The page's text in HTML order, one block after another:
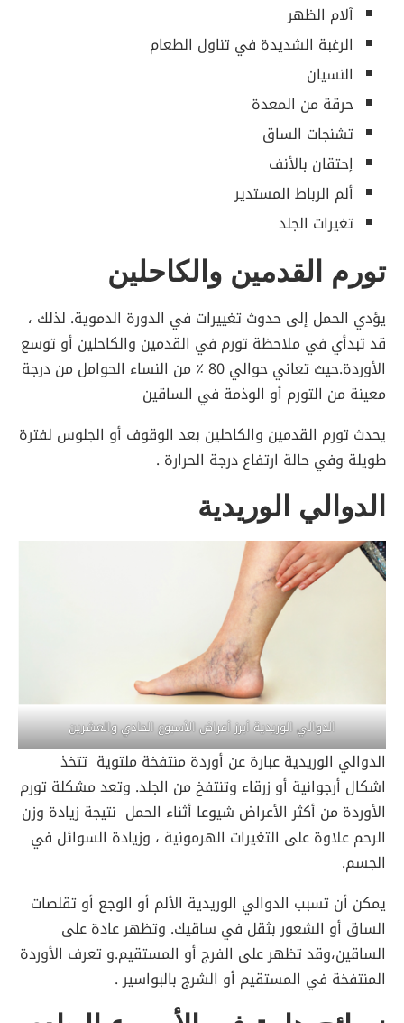
آلام الظهر
الرغبة الشديدة في تناول الطعام
النسيان
حرقة من المعدة
تشنجات الساق
إحتقان بالأنف
ألم الرباط المستدير
تغيرات الجلد
تورم القدمين والكاحلين
يؤدي الحمل إلى حدوث تغييرات في الدورة الدموية. لذلك ،
قد تبدأي في ملاحظة تورم في القدمين والكاحلين أو توسع
الأوردة.حيث تعاني حوالي 80 ٪ من النساء الحوامل من درجة
معينة من التورم أو الوذمة في الساقين
يحدث تورم القدمين والكاحلين بعد الوقوف أو الجلوس لفترة
طويلة وفي حالة ارتفاع درجة الحرارة .
الدوالي الوريدية
الدوالي الوريدية أبرز أعراض الأسبوع الحادي والعشرين
الدوالي الوريدية عبارة عن أوردة منتفخة ملتوية تتخذ
اشكال أرجوانية أو زرقاء وتنتفخ من الجلد. وتعد مشكلة تورم
الأوردة من أكثر الأعراض شيوعا أثناء الحمل نتيجة زيادة وزن
الرحم علاوة على التغيرات الهرمونية ، وزيادة السوائل في
الجسم.
يمكن أن تسبب الدوالي الوريدية الألم أو الوجع أو تقلصات
الساق أو الشعور بثقل في ساقيك. وتظهر عادة على
الساقين،وقد تظهر على الفرج أو المستقيم.و تعرف الأوردة
المنتفخة في المستقيم أو الشرج بالبواسير .